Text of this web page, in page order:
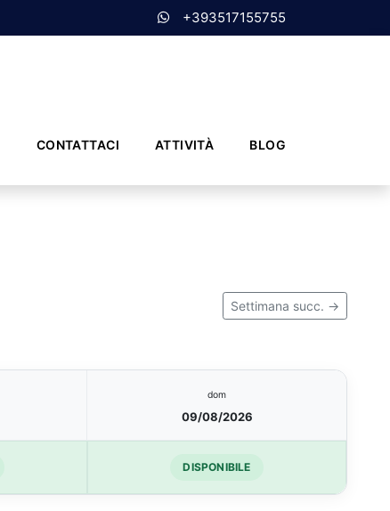
+393517155755
CONTATTACI ATTIVITÀ BLOG
Settimana succ. →
dom
09/08/2026
DISPONIBILE